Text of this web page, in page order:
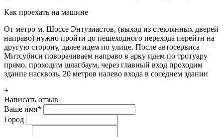
Как проехать на машине
От метро м. Шоссе Энтузиастов, (выход из стеклянных дверей
направо) нужно пройти до пешеходного перехода перейти на
другую сторону, далее идем по улице. После автосервиса
Митсубиси поворачиваем направо в арку идем по тротуару
прямо, проходим шлагбаум, через главный вход проходим
здание насквозь, 20 метров налево входа в соседнем здании
+
Написать отзыв
Ваше имя*
Город